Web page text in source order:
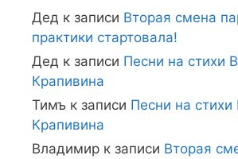
Дед к записи Вторая смена
практики стартовала!
Дед к записи Песни на стихи
Крапивина
Тимъ к записи Песни на стихи
Крапивина
Владимир к записи Вторая